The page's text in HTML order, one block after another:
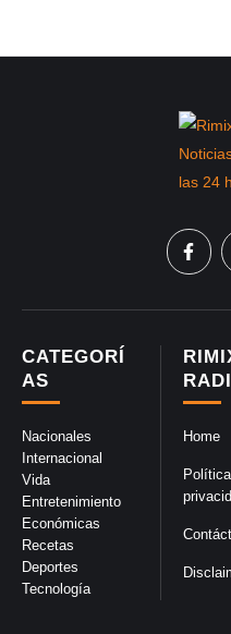
Home
CATEGORÍ
AS
Nacionales
Internacional
Vida
Entretenimiento
Económicas
Recetas
Deportes
Tecnología